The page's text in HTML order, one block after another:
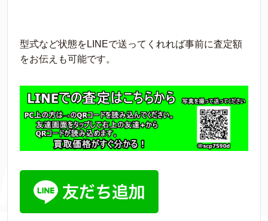
型式など状態をLINEで送ってくれれば事前に査定額
をお伝えも可能です。